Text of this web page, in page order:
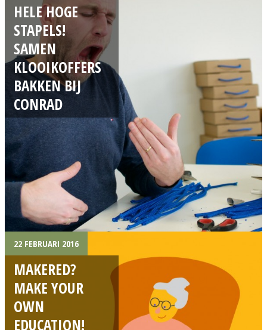
HELE HOGE
STAPELS!
SAMEN
KLOOIKOFFERS
BAKKEN BIJ
CONRAD
22 FEBRUARI 2016
MAKERED?
MAKE YOUR
OWN
EDUCATION!